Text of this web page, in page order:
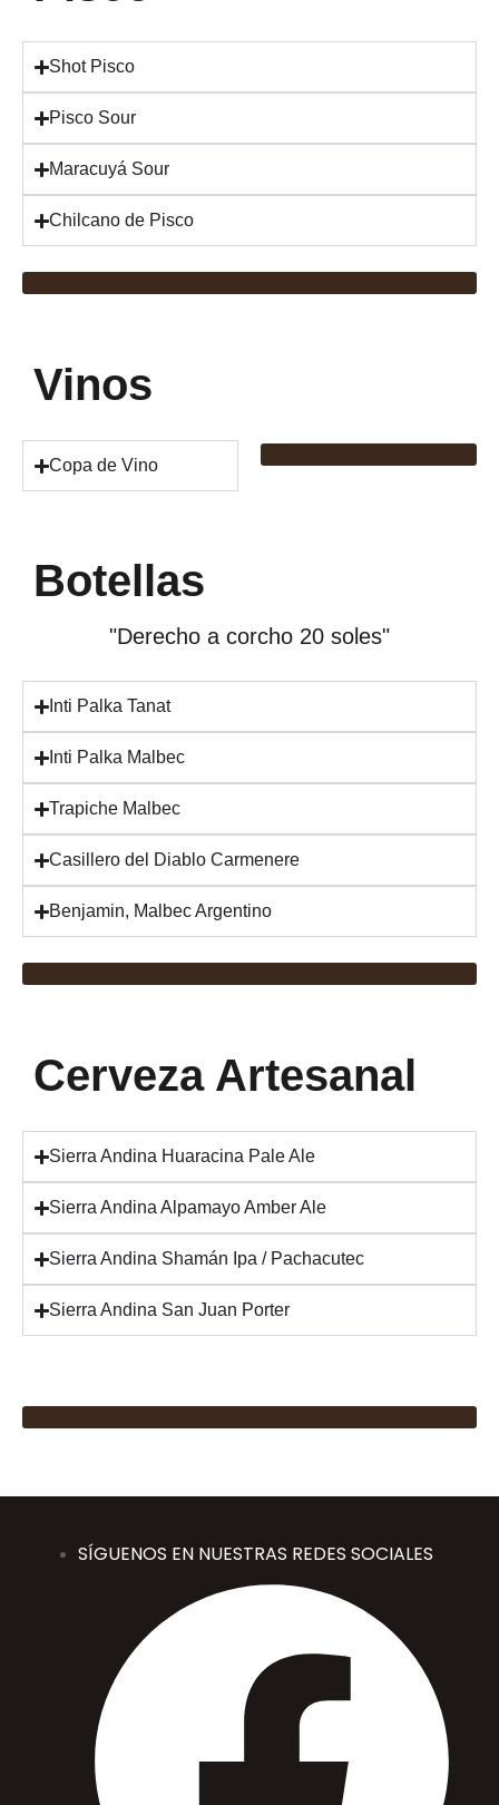
Shot Pisco
Pisco Sour
Maracuyá Sour
Chilcano de Pisco
Vinos
Copa de Vino
Botellas
"Derecho a corcho 20 soles"
Inti Palka Tanat
Inti Palka Malbec
Trapiche Malbec
Casillero del Diablo Carmenere
Benjamin, Malbec Argentino
Cerveza Artesanal
Sierra Andina Huaracina Pale Ale
Sierra Andina Alpamayo Amber Ale
Sierra Andina Shamán Ipa / Pachacutec
Sierra Andina San Juan Porter
SÍGUENOS EN NUESTRAS REDES SOCIALES